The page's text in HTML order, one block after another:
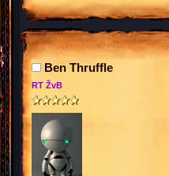
Ben Thruffle
RT ŽvB